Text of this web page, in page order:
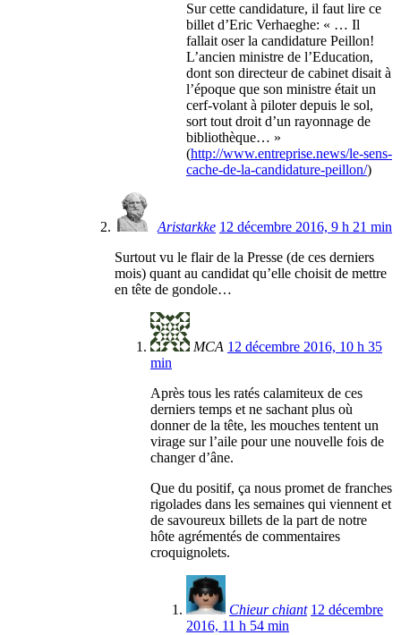
Sur cette candidature, il faut lire ce
billet d’Eric Verhaeghe: « … Il
fallait oser la candidature Peillon!
L’ancien ministre de l’Education,
dont son directeur de cabinet disait à
l’époque que son ministre était un
cerf-volant à piloter depuis le sol,
sort tout droit d’un rayonnage de
bibliothèque… »
(http://www.entreprise.news/le-sens-
cache-de-la-candidature-peillon/)
Aristarkke 12 décembre 2016, 9 h 21 min
Surtout vu le flair de la Presse (de ces derniers
mois) quant au candidat qu’elle choisit de mettre
en tête de gondole…
MCA 12 décembre 2016, 10 h 35
min
Après tous les ratés calamiteux de ces
derniers temps et ne sachant plus où
donner de la tête, les mouches tentent un
virage sur l’aile pour une nouvelle fois de
changer d’âne.
Que du positif, ça nous promet de franches
rigolades dans les semaines qui viennent et
de savoureux billets de la part de notre
hôte agrémentés de commentaires
croquignolets.
Chieur chiant 12 décembre
2016, 11 h 54 min